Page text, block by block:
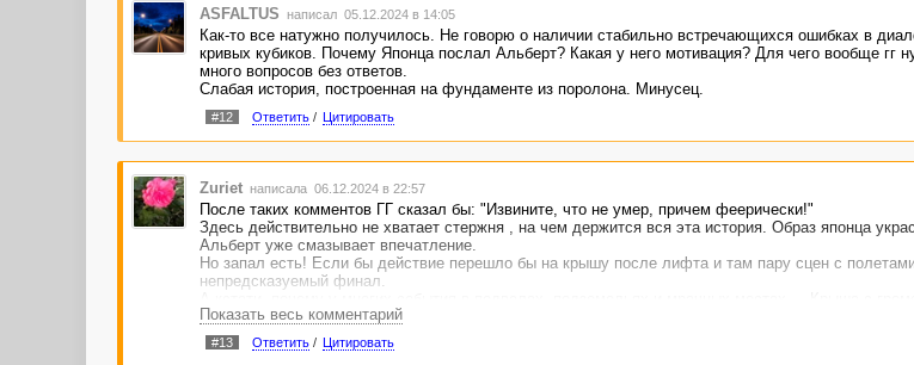
ASFALTUS написал 05.12.2024 в 14:05
Как-то все натужно получилось. Не говорю о наличии стабильно встречающихся ошибках в
кривых кубиков. Почему Японца послал Альберт? Какая у него мотивация? Для чего вообще гг
много вопросов без ответов.
Слабая история, построенная на фундаменте из поролона. Минусец.
#12 Ответить/ Цитировать
Zuriet написала 06.12.2024 в 22:57
После таких комментов ГГ сказал бы: "Извините, что не умер, причем феерически!"
Здесь действительно не хватает стержня , на чем держится вся эта история. Образ японца
Альберт уже смазывает впечатление.
Но запал есть! Если бы действие перешло бы на крышу после лифта и там пару сцен с
непредсказуемый финал.
!
Извините, автор! Увлеклась , не тот жанр.
Показать весь комментарий
#13 Ответить/ Цитировать